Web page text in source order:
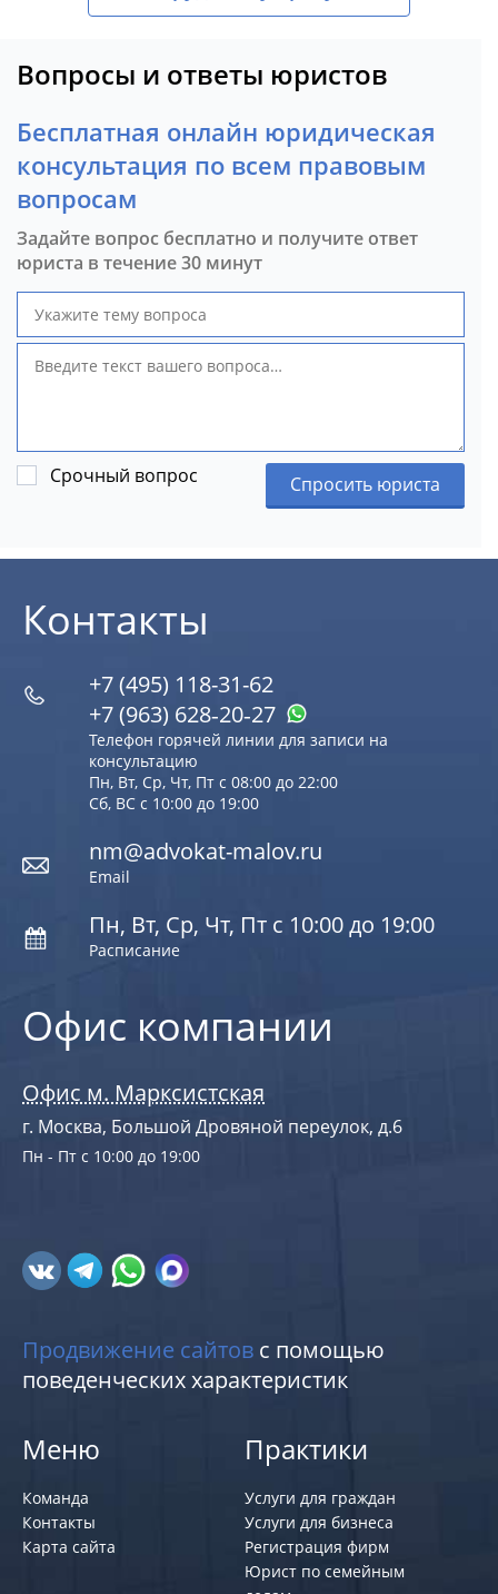
Вопросы и ответы юристов
Бесплатная онлайн юридическая
консультация по всем правовым
вопросам
Задайте вопрос бесплатно и получите ответ
юриста в течение 30 минут
Срочный вопрос Спросить юриста
Офис компании
Офис м. Марксистская
г. Москва, Большой Дровяной переулок, д.6
Пн - Пт с 10:00 до 19:00
Контакты
+7 (495) 118-31-62
+7 (963) 628‑20‑27
Телефон горячей линии для записи на
консультацию
Пн, Вт, Ср, Чт, Пт с 08:00 до 22:00
Сб, ВС с 10:00 до 19:00
nm@advokat-malov.ru
Email
Пн, Вт, Ср, Чт, Пт с 10:00 до 19:00
Расписание
Продвижение сайтов с помощью
поведенческих характеристик
Меню
Команда
Контакты
Карта сайта
Практики
Услуги для граждан
Услуги для бизнеса
Регистрация фирм
Юрист по семейным